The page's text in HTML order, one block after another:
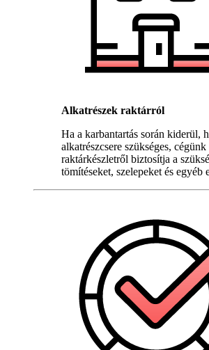
Alkatrészek raktárról
Ha a karbantartás során kiderül,
alkatrészcsere szükséges, cégünk
raktárkészletről biztosítja a
tömítéseket, szelepeket és egyéb